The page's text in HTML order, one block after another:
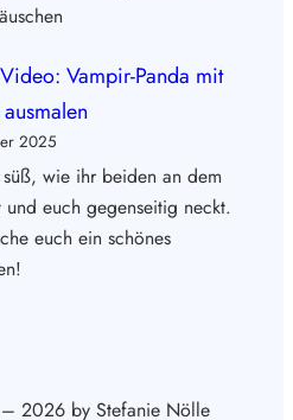
Video: Vampir-Panda mit
2025
wie ihr beiden an dem
und euch gegenseitig neckt.
euch ein schönes
2026 by Stefanie Nölle